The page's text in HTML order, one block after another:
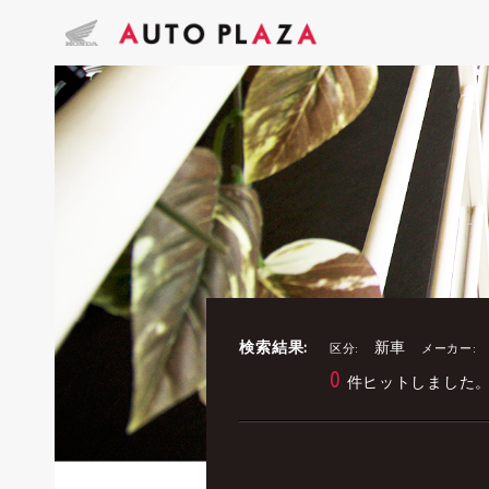
検索結果: 区分: 新車 メーカー:
0 件ヒットしました。